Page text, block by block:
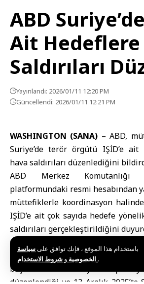
باستخدام هذا الموقع ، فإنك توافق علىسياسة
الخصوصية و .
ABD
Ait Hedeflere
Saldırıları
Yayınlandı: 2026/01/11 12:20 PM
Güncellendi: 2026/01/11 12:21 PM
WASHINGTON (SANA) –ABD,
Suriye’de terör örgütü IŞİD’e
hava saldırıları düzenlediğini
ABD Merkez Komutanlığı
platformundaki resmi hesabından
müttefiklerle koordinasyon
IŞİD’e ait çok sayıda hedefe
saldırıları gerçekleştirildiğini
Açıklamada, söz konusu
Donald Trump’ın talimatıyla
başlatılan “Hawkeye”
düzenlendiği ve 13 Aralık 2025’te